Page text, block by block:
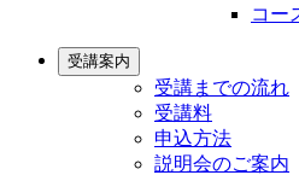
コー
受講案内
受講までの流れ
受講料
申込方法
説明会のご案内